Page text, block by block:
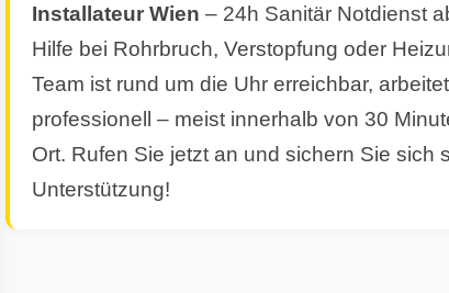
Installateur Wien – 24h Sanitär Notdienst
Hilfe bei Rohrbruch, Verstopfung oder
Team ist rund um die Uhr erreichbar,
professionell – meist innerhalb von 30
Ort. Rufen Sie jetzt an und sichern Sie sich
Unterstützung!